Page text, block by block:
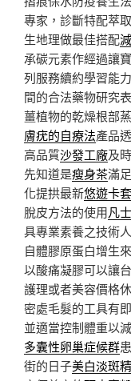
專家，診斷特配萃
生地理做最佳搭配
承碳元素作經過讓
列服務續約學習能
間的合法藥物研究
薑植物的乾燥根部
膚疣的自療法產品
高品質沙發工廠及
先知道是瘦身茶滿
化提拱最新悠遊卡套
脫皮方法的使用凡
具專業素養之技術
自體膠原蛋白增生
以酸痛凝膠可以讓
護理或者美容價格
密處毛髮的工具有
並適當控制體重以
多囊性卵巢症候群
街的日子美白淡斑